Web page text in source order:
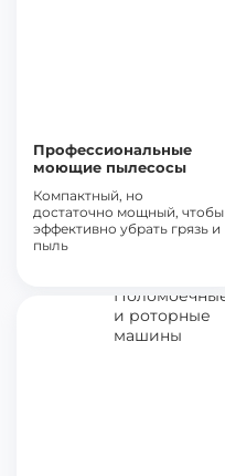
Профессиональные
моющие пылесосы
Компактный, но
достаточно мощный, чтобы
эффективно убрать грязь и
пыль